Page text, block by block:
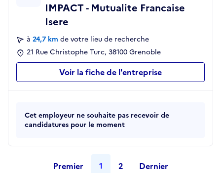
IMPACT - Mutualite Francaise
Isere
à 24,7 km de votre lieu de recherche
21 Rue Christophe Turc, 38100 Grenoble
Voir la fiche de l'entreprise
Cet employeur ne souhaite pas recevoir de
candidatures pour le moment
Premier 1 2 Dernier